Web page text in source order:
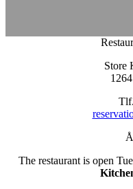
Store
The restaurant is open